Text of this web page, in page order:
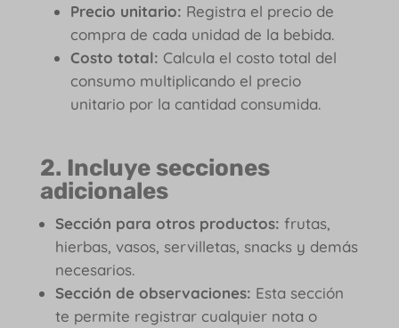
Precio unitario: Registra el precio de
compra de cada unidad de la bebida.
Costo total: Calcula el costo total del
consumo multiplicando el precio
unitario por la cantidad consumida.
2. Incluye secciones
adicionales
Sección para otros productos: frutas,
hierbas, vasos, servilletas, snacks y demás
necesarios.
Sección de observaciones: Esta sección
te permite registrar cualquier nota o